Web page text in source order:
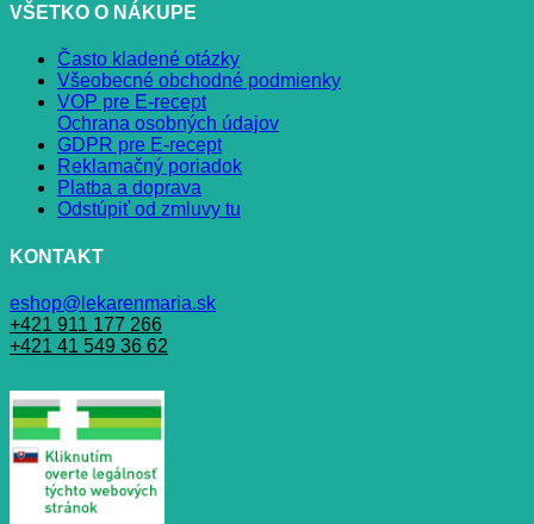
VŠETKO O NÁKUPE
Často kladené otázky
Všeobecné obchodné podmienky
VOP pre E-recept
Ochrana osobných údajov
GDPR pre E-recept
Reklamačný poriadok
Platba a doprava
Odstúpiť od zmluvy tu
KONTAKT
eshop@lekarenmaria.sk
+421 911 177 266
+421 41 549 36 62